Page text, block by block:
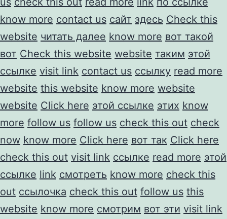
know more contact us сайт здесь Check this
website читать далее know more вот такой
вот Check this website website таким этой
ссылке visit link contact us ссылку read more
website this website know more website
website Click here этой ссылке этих know
more follow us follow us check this out check
now know more Click here вот так Click here
check this out visit link ссылке read more этой
ссылке link смотреть know more check this
out ссылочка check this out follow us this
website know more смотрим вот эти visit link